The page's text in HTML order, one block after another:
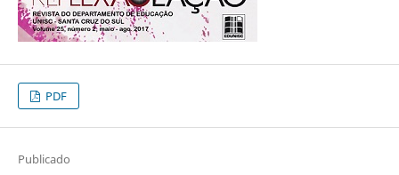
PDF
Publicado